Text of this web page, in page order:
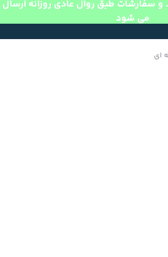
سفارشات طبق روال عادی روزانه ارسال
می شود
ای